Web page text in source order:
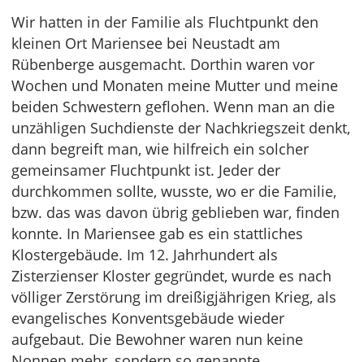
Wir hatten in der Familie als Fluchtpunkt den
kleinen Ort Mariensee bei Neustadt am
Rübenberge ausgemacht. Dorthin waren vor
Wochen und Monaten meine Mutter und meine
beiden Schwestern geflohen. Wenn man an die
unzähligen Suchdienste der Nachkriegszeit denkt,
dann begreift man, wie hilfreich ein solcher
gemeinsamer Fluchtpunkt ist. Jeder der
durchkommen sollte, wusste, wo er die Familie,
bzw. das was davon übrig geblieben war, finden
konnte. In Mariensee gab es ein stattliches
Klostergebäude. Im 12. Jahrhundert als
Zisterzienser Kloster gegründet, wurde es nach
völliger Zerstörung im dreißigjährigen Krieg, als
evangelisches Konventsgebäude wieder
aufgebaut. Die Bewohner waren nun keine